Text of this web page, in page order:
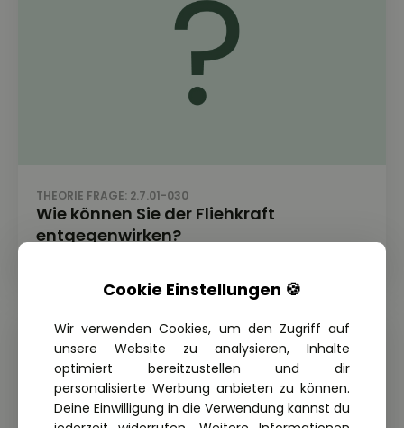
THEORIE FRAGE: 2.7.01-030
Wie können Sie der Fliehkraft
entgegenwirken?
Cookie Einstellungen 🍪
Wir verwenden Cookies, um den Zugriff auf
unsere Website zu analysieren, Inhalte
optimiert bereitzustellen und dir
personalisierte Werbung anbieten zu können.
Deine Einwilligung in die Verwendung kannst du